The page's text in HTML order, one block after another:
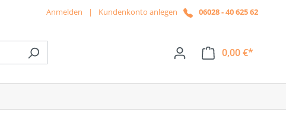
Anmelden | Kundenkonto anlegen 06028 - 40 625 62
0,00 €*
das Dropdown der Kategorie News